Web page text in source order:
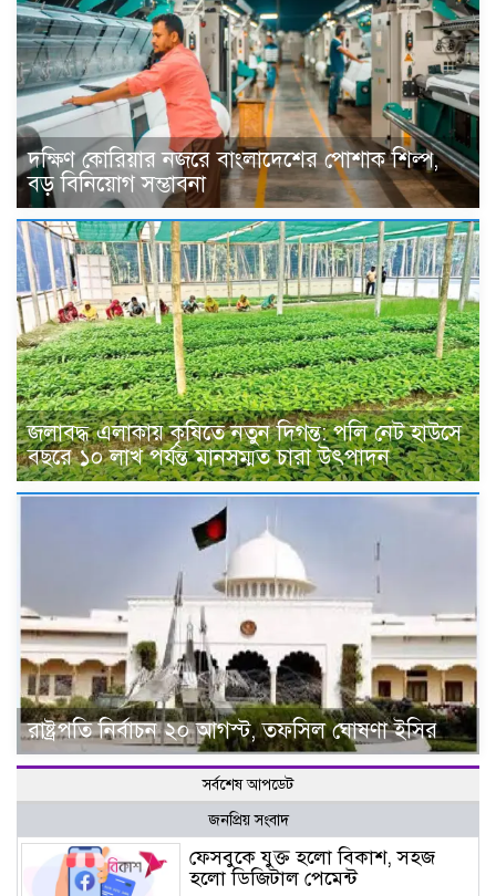
দক্ষিণ কোরিয়ার নজরে বাংলাদেশের পোশাক শিল্প,
বড় বিনিয়োগ সম্ভাবনা
জলাবদ্ধ এলাকায় কৃষিতে নতুন দিগন্ত: পলি নেট হাউসে
বছরে ১০ লাখ পর্যন্ত মানসম্মত চারা উৎপাদন
রাষ্ট্রপতি নির্বাচন ২০ আগস্ট, তফসিল ঘোষণা ইসির
সর্বশেষ আপডেট
জনপ্রিয় সংবাদ
ফেসবুকে যুক্ত হলো বিকাশ, সহজ
হলো ডিজিটাল পেমেন্ট